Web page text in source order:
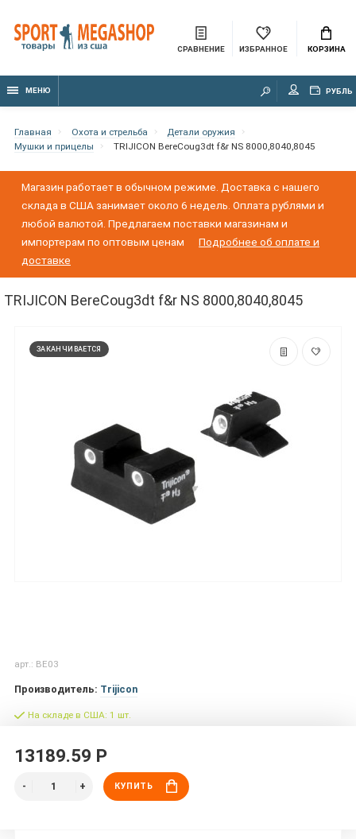
СРАВНЕНИЕ ИЗБРАННОЕ КОРЗИНА
МЕНЮ РУБЛЬ
Главная Охота и стрельба
Детали оружия
Мушки и прицелы
TRIJICON BereCoug3dt f&r NS 8000,8040,8045
Магазин работает в обычном режиме. Доставка с нашего
склада в США занимает около 6 недель. Оплата рублями и
любой валютой. Предлагаем поставки магазинам и
импортерам по оптовым ценам
Подробнее об оплате и
доставке
TRIJICON BereCoug3dt f&r NS 8000,8040,8045
ЗАКАНЧИВАЕТСЯ
арт.: BE03
Производитель: Trijicon
На складе в США: 1 шт.
13189.59 Р
КУПИТЬ